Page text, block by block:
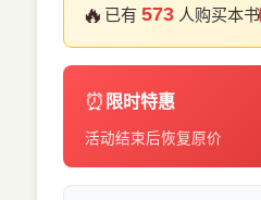
🔥 已有573 人购买本书
⏰ 限时特惠
活动结束后恢复原价